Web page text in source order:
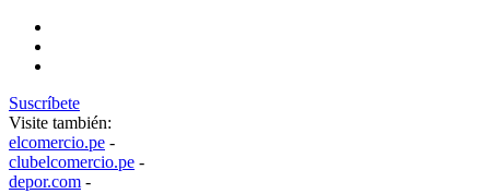
Suscríbete
Visite también:
elcomercio.pe -
clubelcomercio.pe -
depor.com -